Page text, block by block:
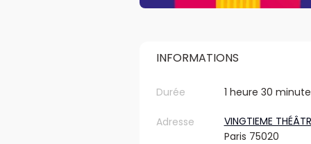
INFORMATIONS
Durée 1 heure 30
Adresse
VINGTIEME
Paris 75020